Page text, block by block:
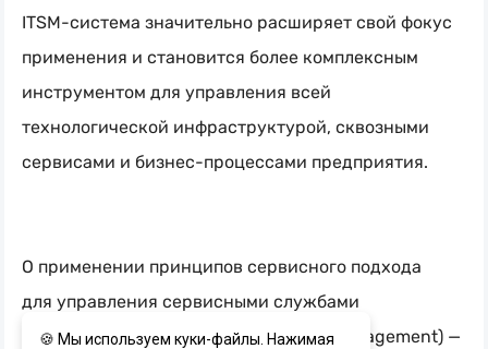
ITSM-система значительно расширяет свой фокус
применения и становится более комплексным
инструментом для управления всей
технологической инфраструктурой, сквозными
сервисами и бизнес-процессами предприятия.
О применении принципов сервисного подхода
для управления сервисными службами
за пределами ИТ (Enterprise Service Management) —
🍪 Мы используем куки-файлы. Нажимая